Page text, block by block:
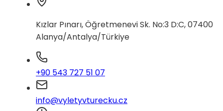
Kızlar Pınarı, Öğretmenevi Sk. No:3 D:C, 07400
Alanya/Antalya/Türkiye
+90 543 727 51 07
info@vyletyvturecku.cz